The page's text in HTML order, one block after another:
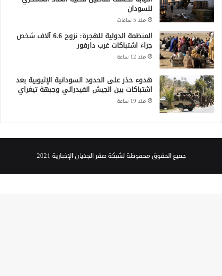
للسودان
منذ 5 ساعات
المنظمة الدولية للهجرة: نزوح 6.6 آلاف شخص
جراء اشتباكات غرب دارفور
منذ 12 ساعة
هدوء حذر على الحدود السودانية الإثيوبية بعد
اشتباكات بين الجيش الفيدرالي وجبهة تيغراي
منذ 19 ساعة
جميع الحقوق محفوظة لشبكة صقر الجديان الإخبارية 2021